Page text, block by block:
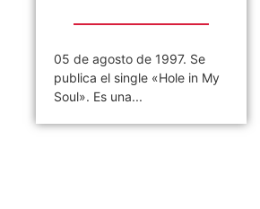
05 de agosto de 1961. Nace
Julie E. «Tawny» Kitaen, mas
conocida como Tawny